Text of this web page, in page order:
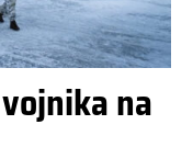
na